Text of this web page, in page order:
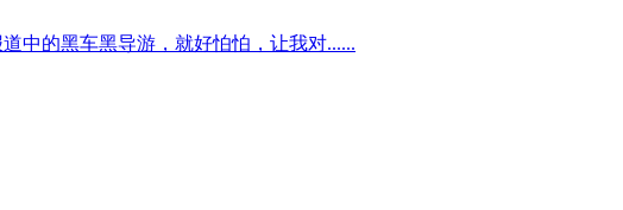
中的黑车黑导游，就好怕怕，让我对......